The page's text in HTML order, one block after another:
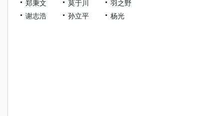
郑秉文
莫于川
羽之野
谢志浩
孙立平 杨光